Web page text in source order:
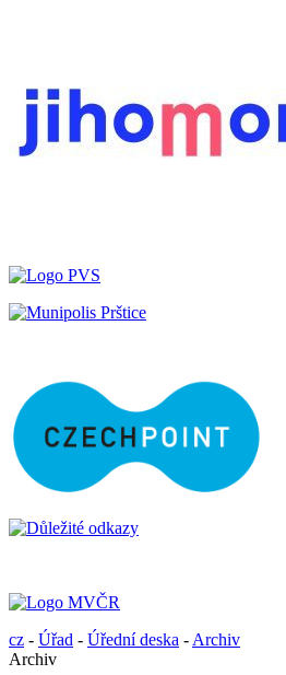
cz - Úřad - Úřední deska - Archiv
Archiv